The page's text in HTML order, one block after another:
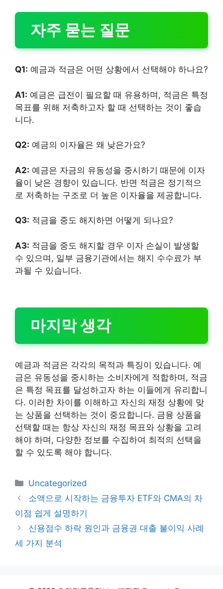
자주 묻는 질문
Q1: 예금과 적금은 어떤 상황에서 선택해야 하나요?
A1: 예금은 급전이 필요할 때 유용하며, 적금은 특정
목표를 위해 저축하고자 할 때 선택하는 것이 좋습
니다.
Q2: 예금의 이자율은 왜 낮은가요?
A2: 예금은 자금의 유동성을 중시하기 때문에 이자
율이 낮은 경향이 있습니다. 반면 적금은 정기적으
로 저축하는 구조로 더 높은 이자율을 제공합니다.
Q3: 적금을 중도 해지하면 어떻게 되나요?
A3: 적금을 중도 해지할 경우 이자 손실이 발생할
수 있으며, 일부 금융기관에서는 해지 수수료가 부
과될 수 있습니다.
마지막 생각
예금과 적금은 각각의 목적과 특징이 있습니다. 예
금은 유동성을 중시하는 소비자에게 적합하며, 적금
은 특정 목표를 달성하고자 하는 이들에게 유리합니
다. 이러한 차이를 이해하고 자신의 재정 상황에 맞
는 상품을 선택하는 것이 중요합니다. 금융 상품을
선택할 때는 항상 자신의 재정 목표와 상황을 고려
해야 하며, 다양한 정보를 수집하여 최적의 선택을
할 수 있도록 해야 합니다.
카
테
리
Uncategorized
소액으로 시작하는 금융투자 ETF와 CMA의 차
이점 쉽게 설명하기
신용점수 하락 원인과 금융권 대출 불이익 사례
세 가지 분석